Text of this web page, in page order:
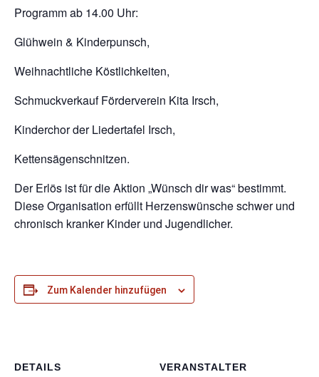
Programm ab 14.00 Uhr:
Glühwein & Kinderpunsch,
Weihnachtliche Köstlichkeiten,
Schmuckverkauf Förderverein Kita Irsch,
Kinderchor der Liedertafel Irsch,
Kettensägenschnitzen.
Der Erlös ist für die Aktion „Wünsch dir was“ bestimmt.
Diese Organisation erfüllt Herzenswünsche schwer und
chronisch kranker Kinder und Jugendlicher.
Zum Kalender hinzufügen
DETAILS VERANSTALTER